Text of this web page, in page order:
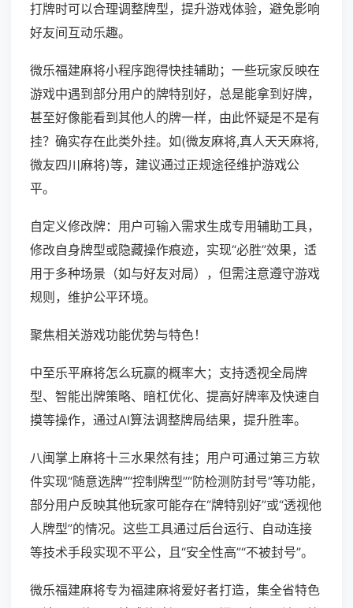
打牌时可以合理调整牌型，提升游戏体验，避免影响
好友间互动乐趣。
微乐福建麻将小程序跑得快挂辅助；一些玩家反映在
游戏中遇到部分用户的牌特别好，总是能拿到好牌，
甚至好像能看到其他人的牌一样，由此怀疑是不是有
挂？确实存在此类外挂。如(微友麻将,真人天天麻将,
微友四川麻将)等，建议通过正规途径维护游戏公
平。
自定义修改牌：用户可输入需求生成专用辅助工具，
修改自身牌型或隐藏操作痕迹，实现“必胜”效果，适
用于多种场景（如与好友对局），但需注意遵守游戏
规则，维护公平环境。
聚焦相关游戏功能优势与特色！
中至乐平麻将怎么玩赢的概率大；支持透视全局牌
型、智能出牌策略、暗杠优化、提高好牌率及快速自
摸等操作，通过AI算法调整牌局结果，提升胜率。
八闽掌上麻将十三水果然有挂；用户可通过第三方软
件实现“随意选牌”“控制牌型”“防检测防封号”等功能，
部分用户反映其他玩家可能存在“牌特别好”或“透视他
人牌型”的情况。这些工具通过后台运行、自动连接
等技术手段实现不平公，且“安全性高”“不被封号”。
微乐福建麻将专为福建麻将爱好者打造，集全省特色